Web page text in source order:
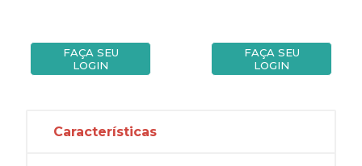
FAÇA SEU
LOGIN
FAÇA SEU
LOGIN
Características